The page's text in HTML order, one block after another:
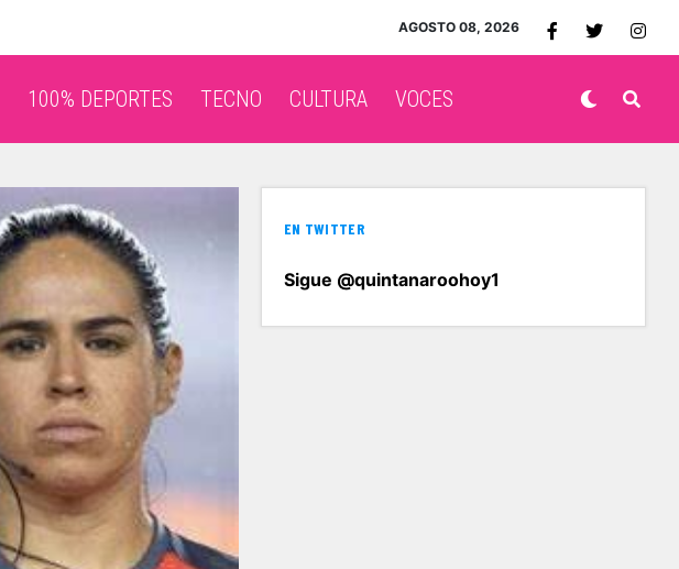
AGOSTO 08, 2026
100% DEPORTES TECNO CULTURA VOCES
EN TWITTER
Sigue @quintanaroohoy1